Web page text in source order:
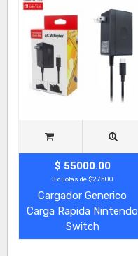
$ 55000.00
3 cuotas de $27500
Cargador Generico
Carga Rapida Nintendo
Switch